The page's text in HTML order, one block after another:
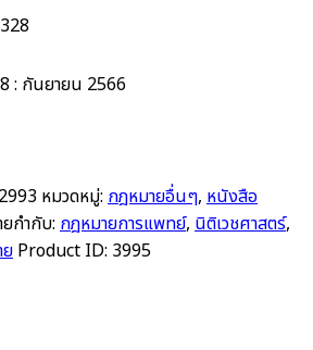
328
8 : กันยายน 2566
หมวดหมู่: กฎหมายอื่นๆ, หนังสือ
ยกำกับ: กฎหมายการแพทย์, นิติเวชศาสตร์,
Product ID: 3995